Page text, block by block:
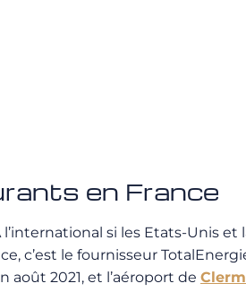
en France
si les Etats-Unis
c’est le fournisseur
août 2021, et l’aéroport de